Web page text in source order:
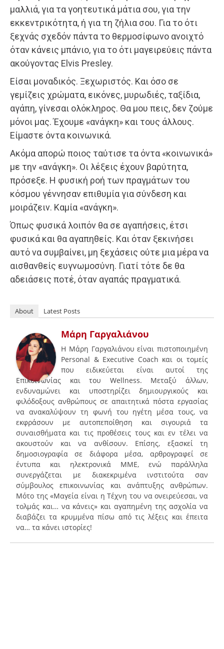
μαλλιά, για τα γοητευτικά μάτια σου, για την
εκκεντρικότητα, ή για τη ζήλια σου. Για το ότι
ξεχνάς σχεδόν πάντα το θερμοσίφωνο ανοιχτό
όταν κάνεις μπάνιο, για το ότι μαγειρεύεις πάντα
ακούγοντας Elvis Presley.
Είσαι μοναδικός. Ξεχωριστός. Και όσο σε
γεμίζεις χρώματα, εικόνες, μυρωδιές, ταξίδια,
αγάπη, γίνεσαι ολόκληρος. Θα μου πεις, δεν ζούμε
μόνοι μας. Έχουμε «ανάγκη» και τους άλλους.
Είμαστε όντα κοινωνικά.
Ακόμα απορώ ποιος ταύτισε τα όντα «κοινωνικά»
με την «ανάγκη». Οι λέξεις έχουν βαρύτητα,
πρόσεξε. Η φυσική ροή των πραγμάτων του
κόσμου γέννησαν επιθυμία για σύνδεση και
μοιράζειν. Καμία «ανάγκη».
Όπως φυσικά λοιπόν θα σε αγαπήσεις, έτσι
φυσικά και θα αγαπηθείς. Και όταν ξεκινήσει
αυτό να συμβαίνει, μη ξεχάσεις ούτε μια μέρα να
αισθανθείς ευγνωμοσύνη. Γιατί τότε δε θα
αδειάσεις ποτέ, όταν αγαπάς πραγματικά.
About Latest Posts
Μάρη Γαργαλιάνου
Η Μάρη Γαργαλιάνου είναι πιστοποιημένη
Personal & Executive Coach και οι τομείς
που ειδικεύεται είναι αυτοί της
Επικοινωνίας και του Wellness. Μεταξύ άλλων,
ενδυναμώνει και υποστηρίζει δημιουργικούς και
φιλόδοξους ανθρώπους σε απαιτητικά πόστα εργασίας
να ανακαλύψουν τη φωνή του ηγέτη μέσα τους, να
εκφράσουν με αυτοπεποίθηση και σιγουριά τα
συναισθήματα και τις προθέσεις τους και εν τέλει να
ακουστούν και να ανθίσουν. Επίσης, εξασκεί τη
δημοσιογραφία σε διάφορα μέσα, αρθρογραφεί σε
έντυπα και ηλεκτρονικά ΜΜΕ, ενώ παράλληλα
συνεργάζεται με διακεκριμένα ινστιτούτα σαν
σύμβουλος επικοινωνίας και ανάπτυξης ανθρώπων.
Mότο της «Μαγεία είναι η Τέχνη του να ονειρεύεσαι, να
τολμάς και… να κάνεις» και αγαπημένη της ασχολία να
διαβάζει τα κρυμμένα πίσω από τις λέξεις και έπειτα
να… τα κάνει ιστορίες!